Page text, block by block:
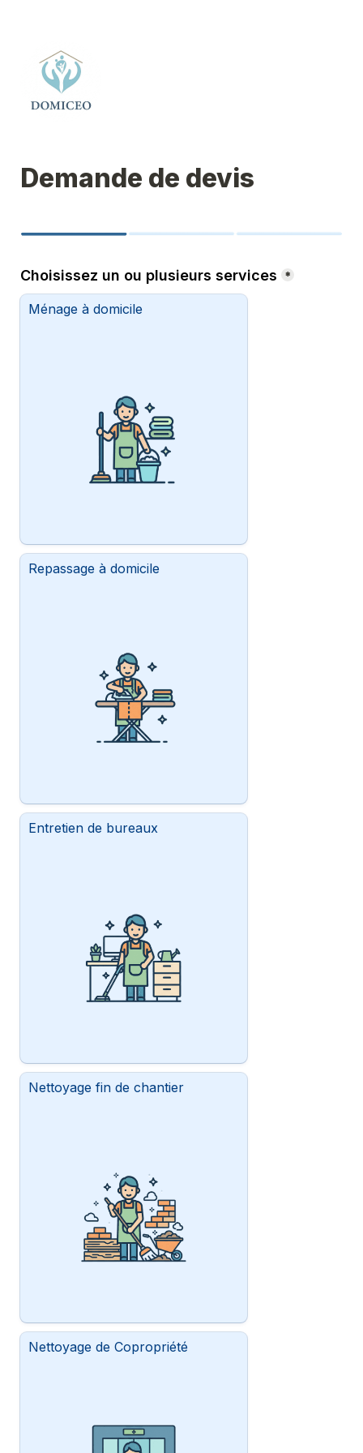
Demande de devis
Choisissez un ou plusieurs services *
Ménage à domicile
Repassage à domicile
Entretien de bureaux
Nettoyage fin de chantier
Nettoyage de Copropriété